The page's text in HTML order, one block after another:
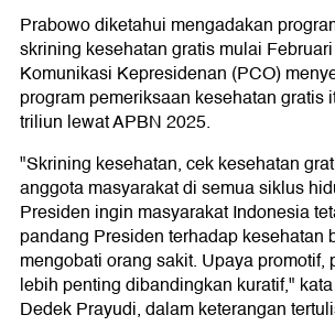
Prabowo diketahui mengadakan
skrining kesehatan gratis mulai
Komunikasi Kepresidenan (PCO)
program pemeriksaan kesehatan gratis
triliun lewat APBN 2025.
"Skrining kesehatan, cek kesehatan
anggota masyarakat di semua siklus
Presiden ingin masyarakat Indonesia
pandang Presiden terhadap kesehatan
mengobati orang sakit. Upaya promotif,
lebih penting dibandingkan kuratif,"
Dedek Prayudi, dalam keterangan